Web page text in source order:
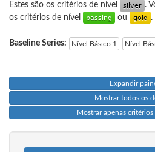
Estes são os critérios de nível
.
os critérios de nível
ou .
Baseline Series: Nível Básico 1 Nível
Expandir
Mostrar todos os
Mostrar apenas